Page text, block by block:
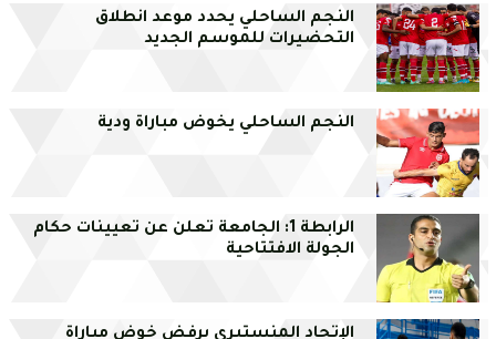
النجم الساحلي يحدد موعد انطلاق
التحضيرات للموسم الجديد
النجم الساحلي يخوض مباراة ودية
الرابطة 1: الجامعة تعلن عن تعيينات حكام
الجولة الافتتاحية
الإتحاد المنستيري يرفض خوض مباراة